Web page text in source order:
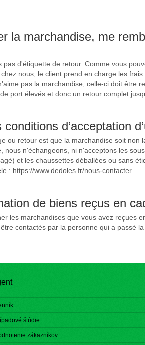
la marchandise, me
d'étiquette de retour. Comme vous
nous, le client prend en charge les
pas la marchandise, celle-ci doit être
port élevés et donc un retour complet
d’acceptation
ou retour est que la marchandise soit non
nous n'échangeons, ni n'acceptons les
et les chaussettes déballées ou sans
: https://www.dedoles.fr/nous-contacter
de biens reçus en
les marchandises que vous avez reçues
contactés par la personne qui a passé
štúdie
zákazníkov